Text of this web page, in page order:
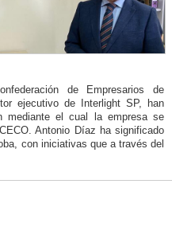
de Empresarios de
ejecutivo de Interlight SP, han
mediante el cual la empresa se
Antonio Díaz ha significado
con iniciativas que a través del